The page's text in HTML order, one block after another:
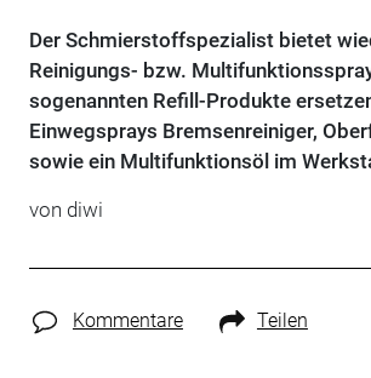
Der Schmierstoffspezialist bietet
Reinigungs- bzw.
sogenannten Refill-Produkte
Einwegsprays Bremsenreiniger,
sowie ein Multifunktionsöl im
von diwi
Kommentare Teilen